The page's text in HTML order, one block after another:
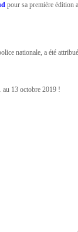
pour sa première édition
nationale, a été
au 13 octobre 2019 !